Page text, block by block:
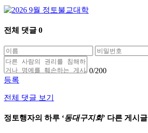
전체 댓글 0
0/200
등록
전체 댓글 보기
정토행자의 하루 ‘동대구지회’ 다른 게시글